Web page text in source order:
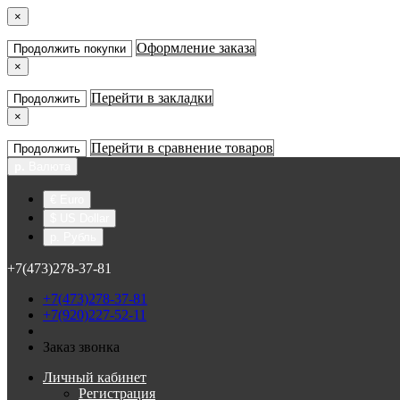
×
Продолжить покупки Оформление заказа
×
Продолжить Перейти в закладки
×
Продолжить Перейти в сравнение товаров
+7(473)278-37-81
+7(473)278-37-81
+7(920)227-52-11
Заказ звонка
Личный кабинет
Регистрация